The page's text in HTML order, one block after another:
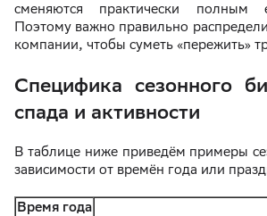
сменяются практически полным
Поэтому важно правильно
компании, чтобы суметь «пережить»
Специфика сезонного
спада и активности
В таблице ниже приведём примеры
зависимости от времён года или
Время года